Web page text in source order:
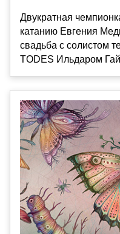
Двукратная
катанию Евгения
свадьба с солистом
TODES Ильдаром